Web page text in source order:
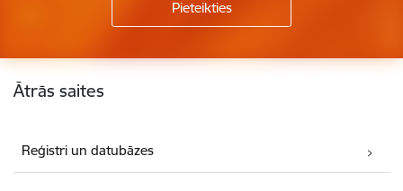
Kājene
Ātrās saites
Reģistri un datubāzes